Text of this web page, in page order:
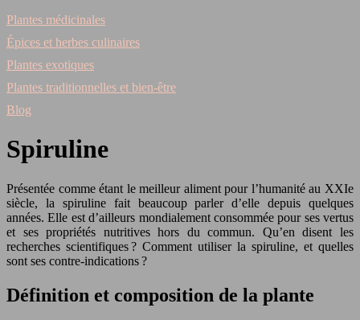
Plantes médicinales
Épices et herbes culinaires
Plantes exotiques
Plantes traditionnelles et bien-être
Blog
Spiruline
Présentée comme étant le meilleur aliment pour l’humanité au XXIe
siècle, la spiruline fait beaucoup parler d’elle depuis quelques
années. Elle est d’ailleurs mondialement consommée pour ses vertus
et ses propriétés nutritives hors du commun. Qu’en disent les
recherches scientifiques ? Comment utiliser la spiruline, et quelles
sont ses contre-indications ?
Définition et composition de la plante